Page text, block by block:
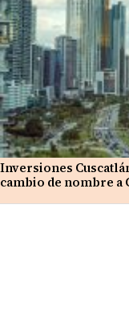
Inversiones
cambio de nombre a